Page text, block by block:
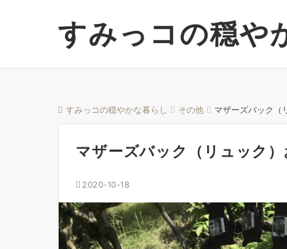
すみっコの穏や
すみっコの穏やかな暮らし その他 マザーズバック（
マザーズバック（リュック
2020-10-18